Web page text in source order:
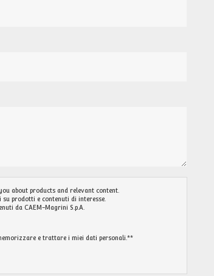
about products and relevant content.
prodotti e contenuti di interesse.
da CAEM-Magrini S.p.A.
e trattare i miei dati personali.**